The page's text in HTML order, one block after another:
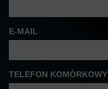
E-MAIL
TELEFON KOMÓRKOWY